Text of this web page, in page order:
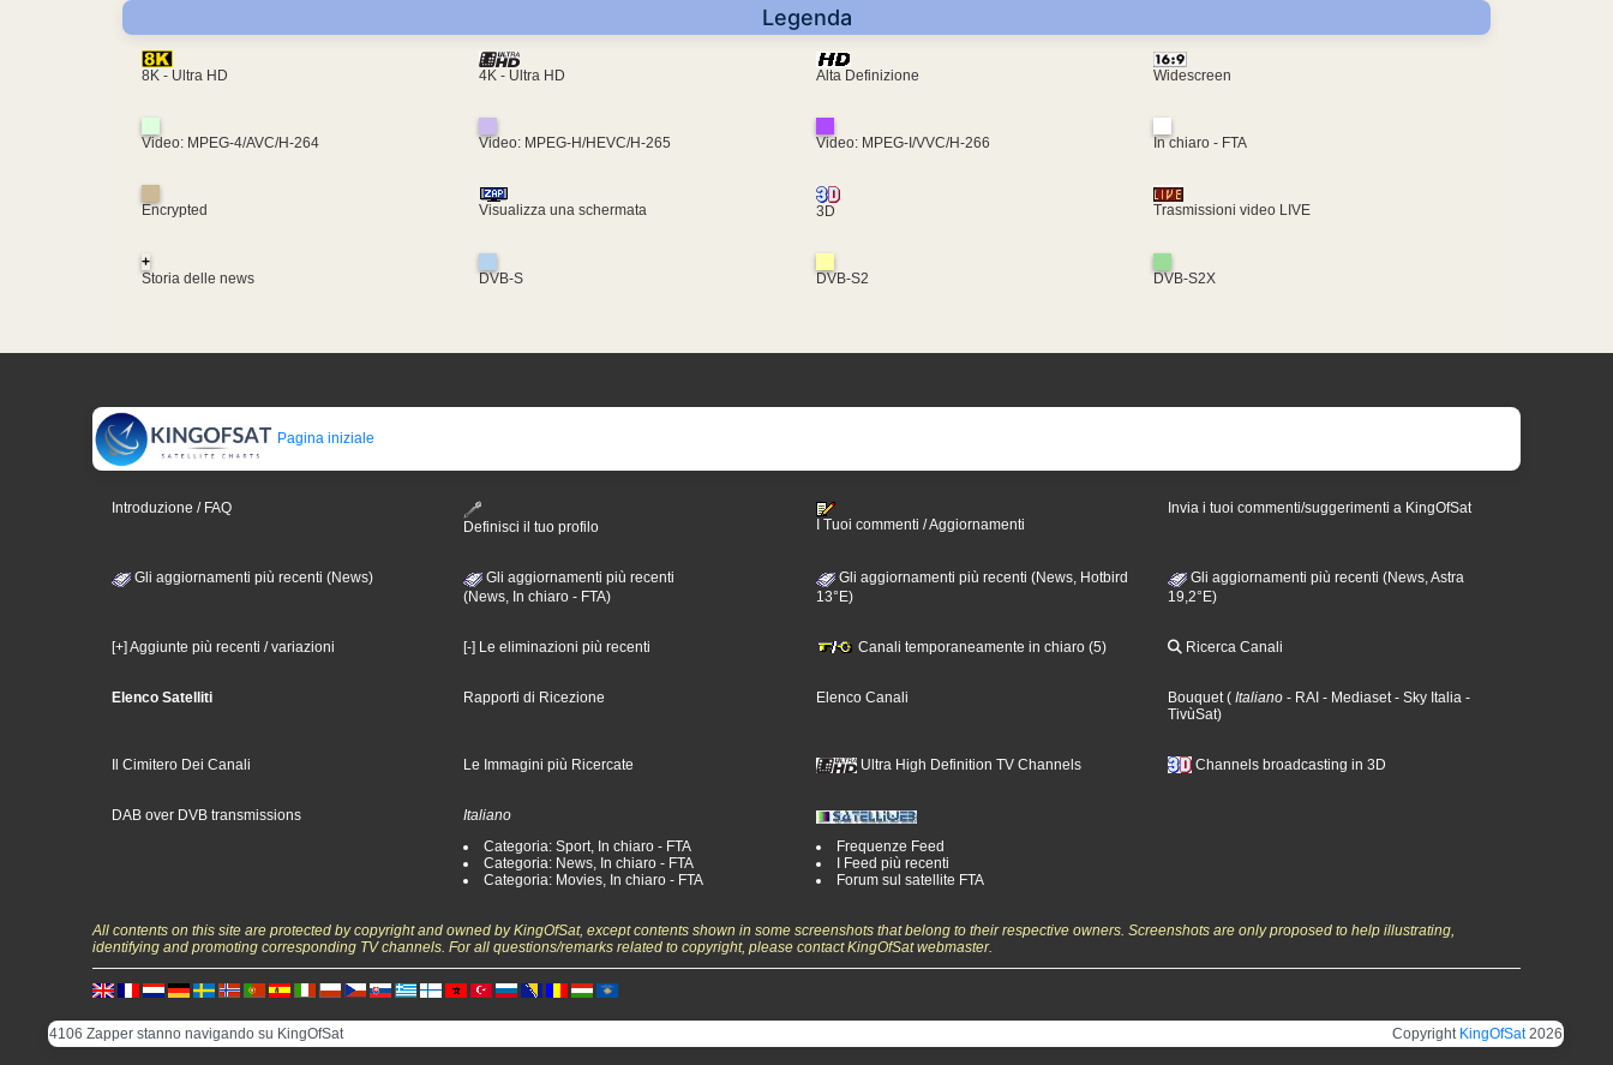
Legenda
8K - Ultra HD 4K - Ultra HD Alta Definizione Widescreen
Video: MPEG-4/AVC/H-264 Video: MPEG-H/HEVC/H-265 Video: MPEG-I/VVC/H-266 In chiaro - FTA
Encrypted Visualizza una schermata 3D Trasmissioni video LIVE
+
Storia delle news
DVB-S DVB-S2 DVB-S2X
Pagina iniziale
Introduzione / FAQ
Definisci il tuo profilo
I Tuoi commenti / Aggiornamenti
Invia i tuoi commenti/suggerimenti a KingOfSat
Gli aggiornamenti più recenti (News)
Gli aggiornamenti più recenti
(News, In chiaro - FTA)
Gli aggiornamenti più recenti (News, Hotbird
13°E)
Gli aggiornamenti più recenti (News, Astra
19,2°E)
[+] Aggiunte più recenti / variazioni [-] Le eliminazioni più recenti Canali temporaneamente in chiaro (5) Ricerca Canali
Elenco Satelliti Rapporti di Ricezione Elenco Canali Bouquet ( Italiano - RAI - Mediaset - Sky Italia -
TivùSat)
Il Cimitero Dei Canali Le Immagini più Ricercate Ultra High Definition TV Channels Channels broadcasting in 3D
DAB over DVB transmissions
Italiano
Categoria: Sport, In chiaro - FTA
Categoria: News, In chiaro - FTA
Categoria: Movies, In chiaro - FTA
Frequenze Feed
I Feed più recenti
Forum sul satellite FTA
All contents on this site are protected by copyright and owned by KingOfSat, except contents shown in some screenshots that belong to their respective owners. Screenshots are only proposed to help illustrating,
identifying and promoting corresponding TV channels. For all questions/remarks related to copyright, please contact KingOfSat webmaster.
4106 Zapper stanno navigando su KingOfSat Copyright KingOfSat2026